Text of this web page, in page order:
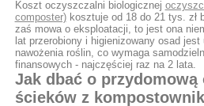
Koszt oczyszczalni biologicznej
composter)kosztuje od 18 do 21 tys. zł
zaś mowa o eksploatacji, to jest ona
lat przerobiony i higienizowany osad
nawożenia roślin, co wymaga
finansowych - najczęściej raz na 2 lata.
Jak dbać o przydomową
ścieków z